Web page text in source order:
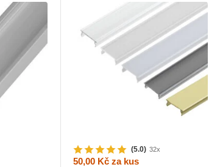
(5.0) 32x
50,00 Kčza kus